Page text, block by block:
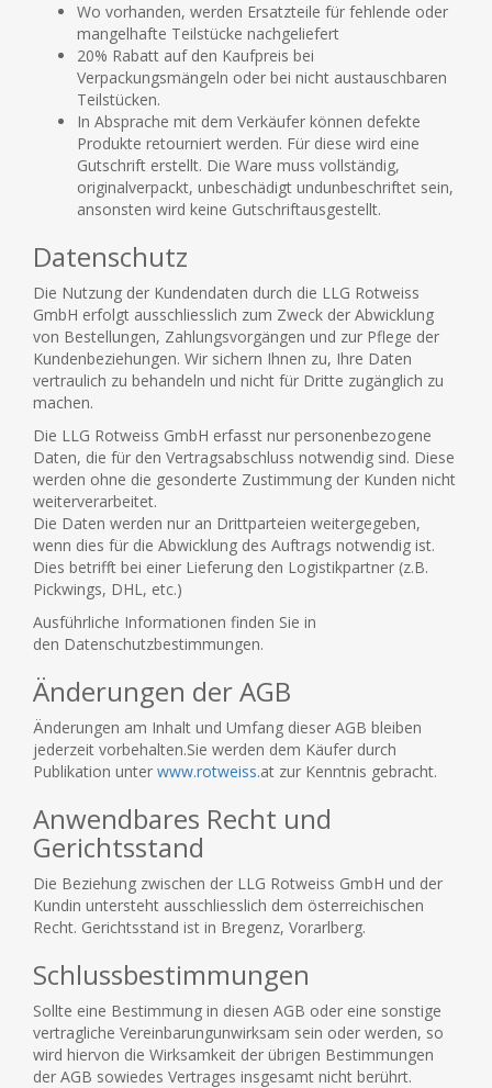
Wo vorhanden, werden Ersatzteile für fehlende oder
mangelhafte Teilstücke nachgeliefert
20% Rabatt auf den Kaufpreis bei
Verpackungsmängeln oder bei nicht austauschbaren
Teilstücken.
In Absprache mit dem Verkäufer können defekte
Produkte retourniert werden. Für diese wird eine
Gutschrift erstellt. Die Ware muss vollständig,
originalverpackt, unbeschädigt undunbeschriftet sein,
ansonsten wird keine Gutschriftausgestellt.
Datenschutz
Die Nutzung der Kundendaten durch die LLG Rotweiss
GmbH erfolgt ausschliesslich zum Zweck der Abwicklung
von Bestellungen, Zahlungsvorgängen und zur Pflege der
Kundenbeziehungen. Wir sichern Ihnen zu, Ihre Daten
vertraulich zu behandeln und nicht für Dritte zugänglich zu
machen.
Die LLG Rotweiss GmbH erfasst nur personenbezogene
Daten, die für den Vertragsabschluss notwendig sind. Diese
werden ohne die gesonderte Zustimmung der Kunden nicht
weiterverarbeitet.
Die Daten werden nur an Drittparteien weitergegeben,
wenn dies für die Abwicklung des Auftrags notwendig ist.
Dies betrifft bei einer Lieferung den Logistikpartner (z.B.
Pickwings, DHL, etc.)
Ausführliche Informationen finden Sie in
den Datenschutzbestimmungen.
Änderungen der AGB
Änderungen am Inhalt und Umfang dieser AGB bleiben
jederzeit vorbehalten.Sie werden dem Käufer durch
Publikation unter www.rotweiss.at zur Kenntnis gebracht.
Anwendbares Recht und
Gerichtsstand
Die Beziehung zwischen der LLG Rotweiss GmbH und der
Kundin untersteht ausschliesslich dem österreichischen
Recht. Gerichtsstand ist in Bregenz, Vorarlberg.
Schlussbestimmungen
Sollte eine Bestimmung in diesen AGB oder eine sonstige
vertragliche Vereinbarungunwirksam sein oder werden, so
wird hiervon die Wirksamkeit der übrigen Bestimmungen
der AGB sowiedes Vertrages insgesamt nicht berührt.